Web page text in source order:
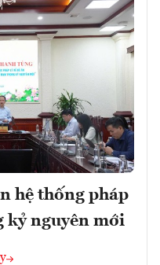
hệ thống pháp
kỷ nguyên mới